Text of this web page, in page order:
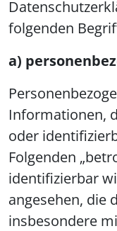
folgenden
a)
Informationen,
oder
Folgenden
identifizierbar
angesehen, die
insbesondere